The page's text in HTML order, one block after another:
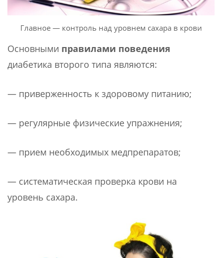
Главное — контроль над уровнем сахара в крови
Основными правилами поведения
диабетика второго типа являются:
— приверженность к здоровому питанию;
— регулярные физические упражнения;
— прием необходимых медпрепаратов;
— систематическая проверка крови на
уровень сахара.